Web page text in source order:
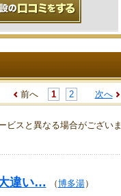
前へ 1 2 次へ
ビスと異なる場合がございま
違い… （博多湯）